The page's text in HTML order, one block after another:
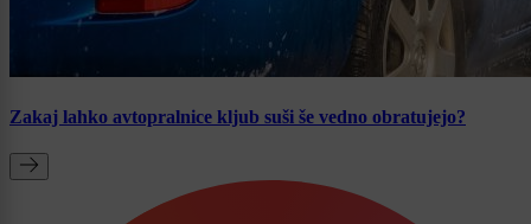
Zakaj lahko avtopralnice kljub suši še vedno obratujejo?